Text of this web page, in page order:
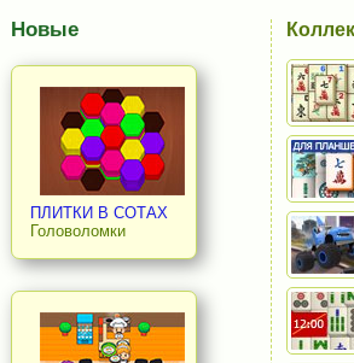
Новые
ПЛИТКИ В СОТАХ
Головоломки